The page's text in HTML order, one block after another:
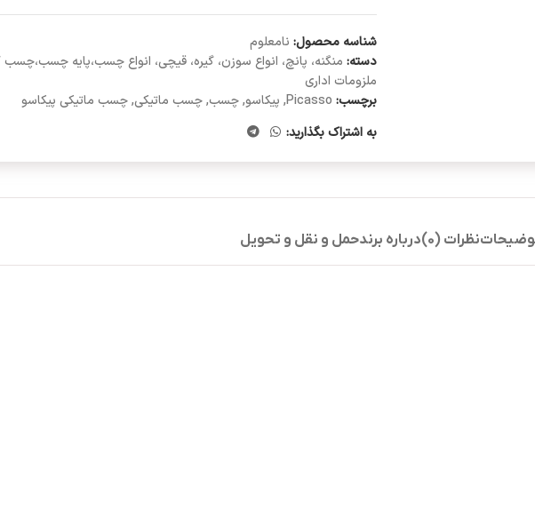
شناسه محصول: نامعلوم
دسته: منگنه، پانچ، انواع سوزن، گیره، قیچی، انواع چسب،پایه
ملزومات اداری
برچسب: Picasso
, پیکاسو,چسب,چسب ماتیکی,چسب ماتیکی پیکاسو
به اشتراک بگذارید:
نظرات (0) درباره برندحمل و نقل و تحویل